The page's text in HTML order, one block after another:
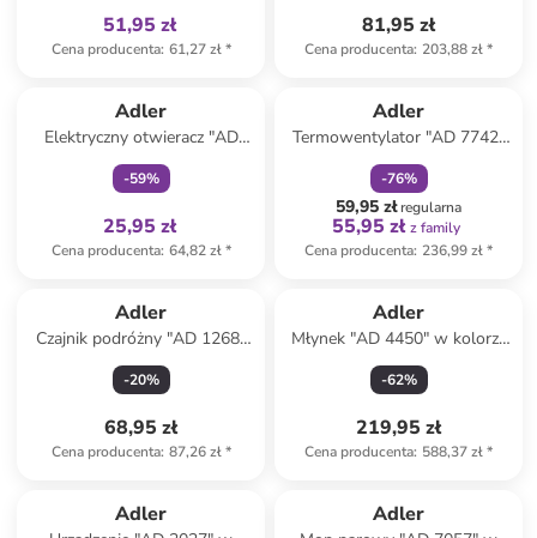
51,95 zł
Cena producenta: 61,27 zł*
81,95 zł
Cena producenta: 203,88 zł*
Adler
Elektryczny otwieracz "AD
4509" w kolorze czarnym do
wina
-59%
25,95 zł
Cena producenta: 64,82 zł*
Adler
Termowentylator "AD 7742"
w kolorze czarnym
-76%
59,95 złregularna
55,95 zł z family
Cena producenta: 236,99 zł*
Adler
Czajnik podróżny "AD 1268"
w kolorze szaro-białym - 600
ml
-20%
68,95 zł
Cena producenta: 87,26 zł*
Adler
Młynek "AD 4450" w kolorze
czarnym do kawy
-62%
219,95 zł
Cena producenta: 588,37 zł*
Adler Adler